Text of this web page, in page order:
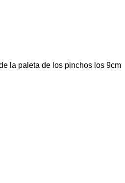
la paleta de los pinchos los 9cm